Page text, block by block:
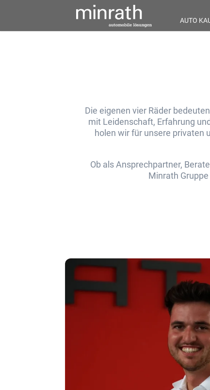
AUTO
Die eigenen vier Räder
mit Leidenschaft, Erfahrung
holen wir für unsere privaten
Ob als Ansprechpartner,
Minrath